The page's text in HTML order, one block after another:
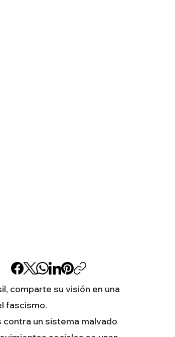
comparte su visión en una
fascismo.
un sistema malvado